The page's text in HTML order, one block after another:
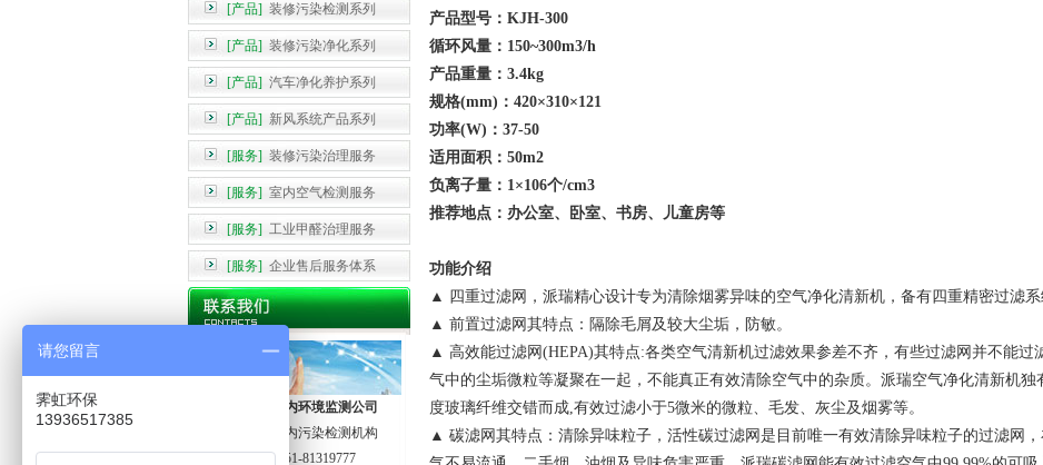
[产品] 装修污染检测系列
[产品] 装修污染净化系列
[产品] 汽车净化养护系列
[产品] 新风系统产品系列
[服务] 装修污染治理服务
[服务] 室内空气检测服务
[服务] 工业甲醛治理服务
[服务] 企业售后服务体系
哈尔滨霁虹室内环境监测公司
黑龙江专业室内污染检测机构
治理电话：0451-81319777
产品型号：KJH-300
循环风量：150~300m3/h
产品重量：3.4kg
规格(mm)：420×310×121
功率(W)：37-50
适用面积：50m2
负离子量：1×106个/cm3
推荐地点：办公室、卧室、书房、儿童房等
功能介绍
▲ 四重过滤网，派瑞精心设计专为清除烟雾异味的空气净化清新机，备有四重精密过滤系
▲ 前置过滤网其特点：隔除毛屑及较大尘垢，防敏。
▲ 高效能过滤网(HEPA)其特点:各类空气清新机过滤效果参差不齐，有些过滤网并不能过
气中的尘垢微粒等凝聚在一起，不能真正有效清除空气中的杂质。派瑞空气净化清新机独
度玻璃纤维交错而成,有效过滤小于5微米的微粒、毛发、灰尘及烟雾等。
▲ 碳滤网其特点：清除异味粒子，活性碳过滤网是目前唯一有效清除异味粒子的过滤网
请您留言
霁虹环保
13936517385